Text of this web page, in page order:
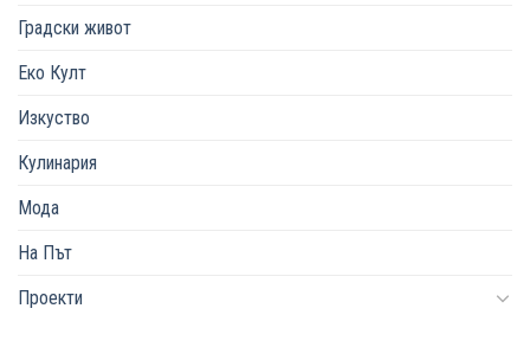
Градски живот
Еко Култ
Изкуство
Кулинария
Мода
На Път
Проекти